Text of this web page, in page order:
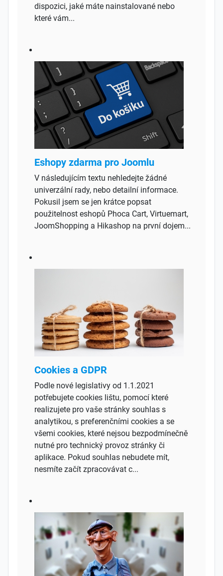
dispozici, jaké máte nainstalované nebo
které vám...
Eshopy zdarma pro Joomlu
V následujícím textu nehledejte žádné
univerzální rady, nebo detailní informace.
Pokusil jsem se jen krátce popsat
použitelnost eshopů Phoca Cart, Virtuemart,
JoomShopping a Hikashop na první dojem...
Cookies a GDPR
Podle nové legislativy od 1.1.2021
potřebujete cookies lištu, pomocí které
realizujete pro vaše stránky souhlas s
analytikou, s preferenčními cookies a se
všemi cookies, které nejsou bezpodmínečně
nutné pro technický provoz stránky či
aplikace. Pokud souhlas nebudete mít,
nesmíte začít zpracovávat c...